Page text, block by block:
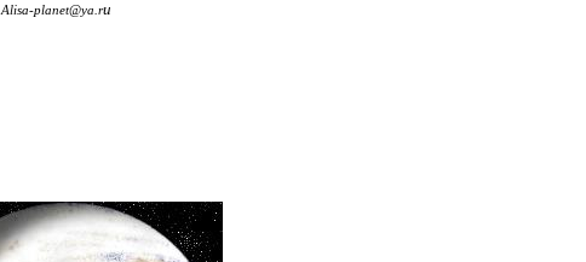
Alisa-planet@ya.ru